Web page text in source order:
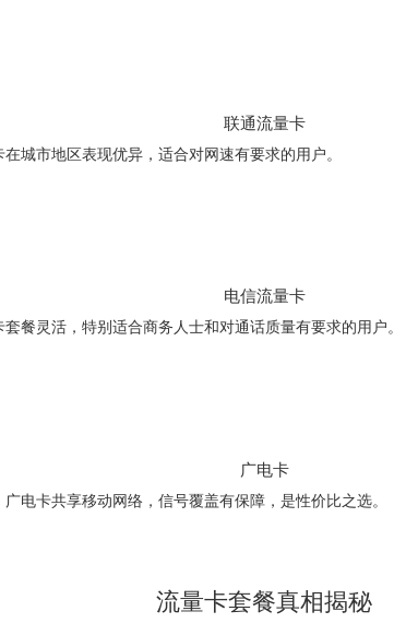
联通流量卡
城市地区表现优异，适合对网速有要求的用户。
电信流量卡
餐灵活，特别适合商务人士和对通话质量有要求的用户。
广电卡
电卡共享移动网络，信号覆盖有保障，是性价比之选。
流量卡套餐真相揭秘